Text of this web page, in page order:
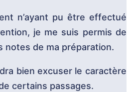
n’ayant pu être effectué
je me suis permis de
notes de ma préparation.
bien excuser le caractère
certains passages.